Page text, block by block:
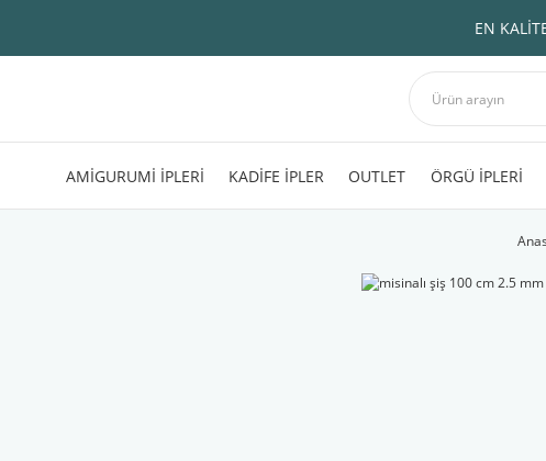
EN
AMİGURUMİ İPLERİ KADİFE İPLER OUTLET ÖRGÜ İPLERİ